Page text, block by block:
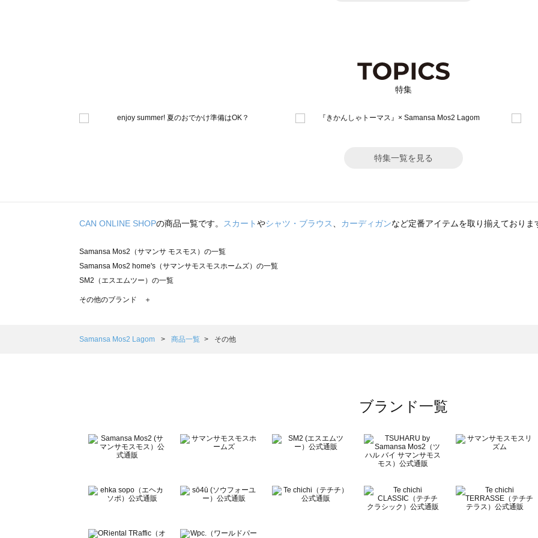
特集
特集一覧を見る
CAN ONLINE SHOPの商品一覧です。 スカートやシャツ・ブラウス、 カーディガンなど定番アイテムを取り揃えておりま
Samansa Mos2（サマンサ モスモス）の一覧
Samansa Mos2 home's（サマンサモスモスホームズ）の一覧
SM2（エスエムツー）の一覧
TSUHARU by Samansa Mos2（ツハルバイサマンサモスモス）の一覧
Samansa Mos2 Lagom（サマンサモスモス ラーゴム）の一覧
BETTY'S BLUE（べティーズブルー）の一覧
Wpc.（ワールドパーティー）の一覧
その他のブランド ＋
Samansa Mos2 Lagom 商品一覧 その他
ブランド一覧